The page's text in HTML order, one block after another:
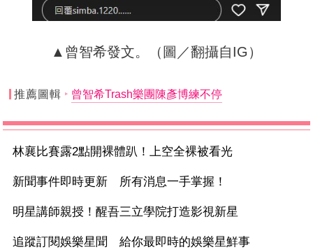
▲曾智希發文。（圖／翻攝自IG）
推薦圖輯 曾智希Trash樂團陳彥博練不停
林襄比賽露2點開裸體趴！上空全裸被看光
新聞事件即時更新 所有消息一手掌握！
明星講師親授！醒吾三立學院打造影視新星
追蹤訂閱娛樂星聞 給你最即時的娛樂星鮮事